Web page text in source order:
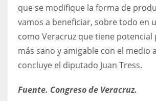
que se modifique la forma de
vamos a beneficiar, sobre todo en
como Veracruz que tiene
más sano y amigable con el medio
concluye el diputado Juan Tress.
Fuente. Congreso de Veracruz.